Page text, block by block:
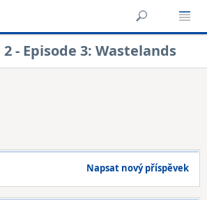
- Episode 3: Wastelands
Napsat nový příspěvek